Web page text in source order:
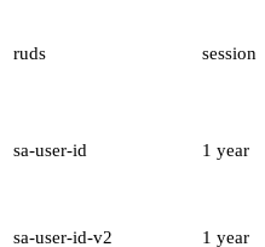
ruds session
sa-user-id 1 year
sa-user-id-v2 1 year